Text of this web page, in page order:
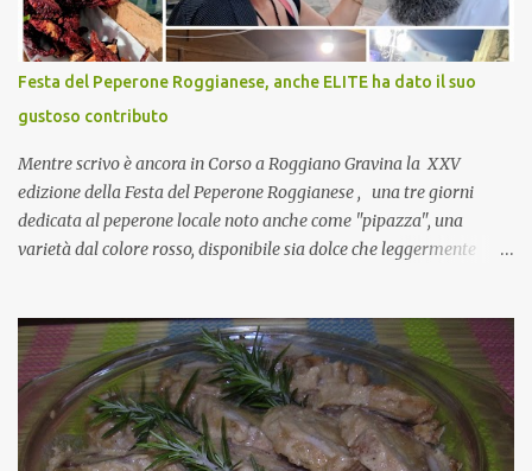
si, è un modo per riunirsi tutti a fine anno e tirare le somme…
naturalmente mangiando tutti insieme, con grande convivialità!
CoCo : è naturale il cibo, come sappiamo bene, funziona spesso da
collante e anche nel lavoro riesce a creare spesso l’ambiente
favorevole per molte belle opportunità, non trovi? Cuocapercaso :
Si, concordo! …addirittura si dice...
Festa del Peperone Roggianese, anche ELITE ha dato il suo
gustoso contributo
Mentre scrivo è ancora in Corso a Roggiano Gravina la XXV
edizione della Festa del Peperone Roggianese , una tre giorni
dedicata al peperone locale noto anche come "pipazza", una
varietà dal colore rosso, disponibile sia dolce che leggermente
(Pat) della Calabria. Un ingrediente versatile in cucina, utilizzato
fresco o essiccato in ricette della tradizione o in piatti innovativi.
Durante la prima serata dell'evento abbiamo avuto prova della
versatilità di questo ingrediente durante il "2° Concorso
Gastronomico di piatti a base di peperone Roggianese" ideato da